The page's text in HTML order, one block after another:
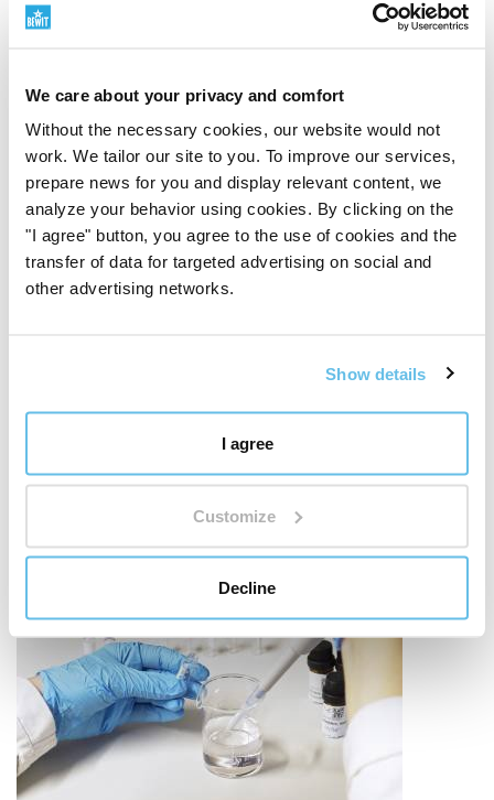
We care about your privacy and comfort
Without the necessary cookies, our website would not
work. We tailor our site to you. To improve our services,
prepare news for you and display relevant content, we
analyze your behavior using cookies. By clicking on the
"I agree" button, you agree to the use of cookies and the
transfer of data for targeted advertising on social and
other advertising networks.
Show details
I agree
Customize
Decline
Световен лидер в смесите от етерични
масла
250 авторски смеси
BEWIT създаде 250 авторски смеси от етерични
масла – от прости композиции до комплексни
Не става въпрос само за количество. Става въпрос
Открийте света на BEWIT смесите